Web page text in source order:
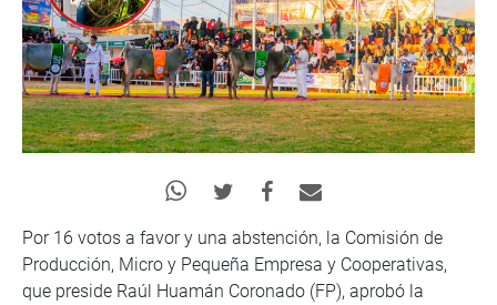
Por 16 votos a favor y una abstención, la Comisión de
Producción, Micro y Pequeña Empresa y Cooperativas,
que preside Raúl Huamán Coronado (FP), aprobó la